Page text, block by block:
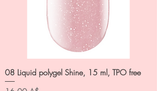
08 Liquid polygel Shine, 15 ml, TPO free